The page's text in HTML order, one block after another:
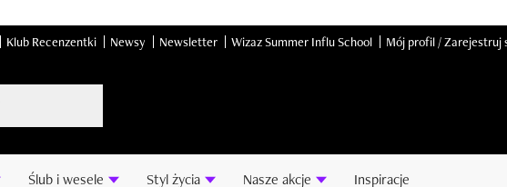
Klub Recenzentki Newsy Newsletter Wizaz Summer Influ School Mój profil / Zarejestruj
Ślub i wesele Styl życia Nasze akcje Inspiracje